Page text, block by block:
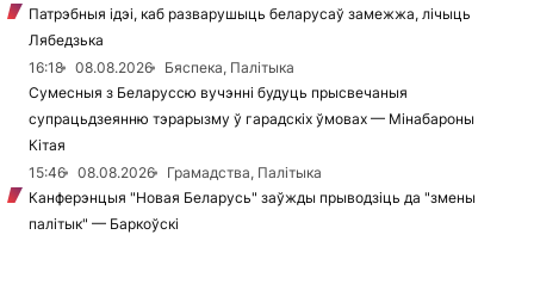
Патрэбныя ідэі, каб разварушыць беларусаў замежжа, лічыць
Лябедзька
16:18
08.08.2026
Бяспека, Палітыка
Сумесныя з Беларуссю вучэнні будуць прысвечаныя
супрацьдзеянню тэрарызму ў гарадскіх ўмовах — Мінабароны
Кітая
15:46
08.08.2026
Грамадства, Палітыка
Канферэнцыя "Новая Беларусь" заўжды прыводзіць да "змены
палітык" — Баркоўскі